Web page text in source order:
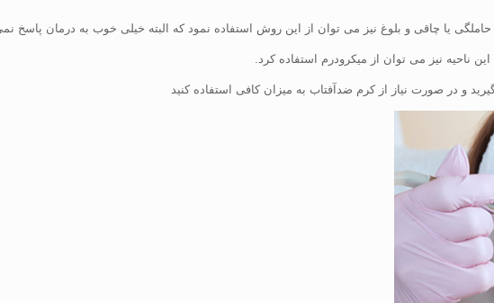
یا چاقی و بلوغ نیز می توان از این روش استفاده نمود که البته خیلی خوب به درمان پاسخ
ناحیه نیز می توان از میکرودرم استفاده کرد.
و در صورت نیاز از کرم ضدآفتاب به میزان کافی استفاده کنید